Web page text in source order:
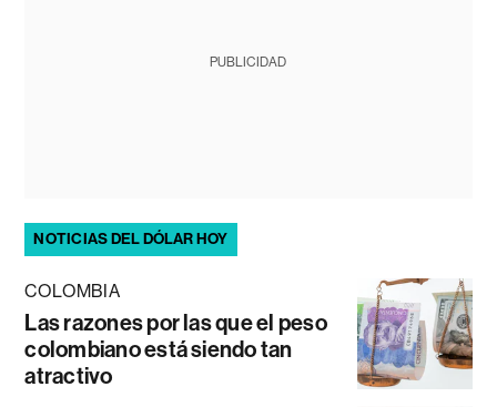
PUBLICIDAD
NOTICIAS DEL DÓLAR HOY
COLOMBIA
Las razones por las que el peso
colombiano está siendo tan
atractivo